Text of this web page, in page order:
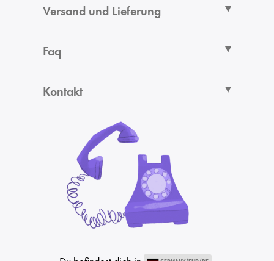
Versand und Lieferung
Faq
Kontakt